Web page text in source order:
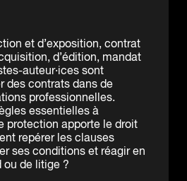
et d’exposition, contrat
d’édition, mandat
auteur·ices sont
des contrats dans de
professionnelles.
essentielles à
protection apporte le droit
repérer les clauses
ses conditions et réagir en
ou de litige ?